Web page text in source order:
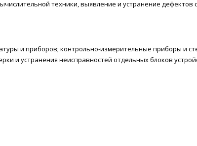
техники, выявление и устранение дефектов
и приборов; контрольно-измерительные приборы и
и устранения неисправностей отдельных блоков